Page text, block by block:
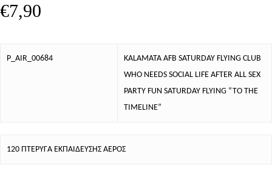
€7,90
P_AIR_00684
KALAMATA AFB SATURDAY FLYING CLUB
WHO NEEDS SOCIAL LIFE AFTER ALL SEX
PARTY FUN SATURDAY FLYING “TO THE
TIMELINE”
120 ΠΤΕΡΥΓΑ ΕΚΠΑΙΔΕΥΣΗΣ ΑΕΡΟΣ